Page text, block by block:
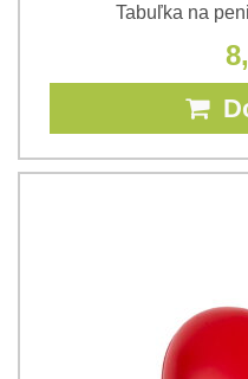
Tabuľka na